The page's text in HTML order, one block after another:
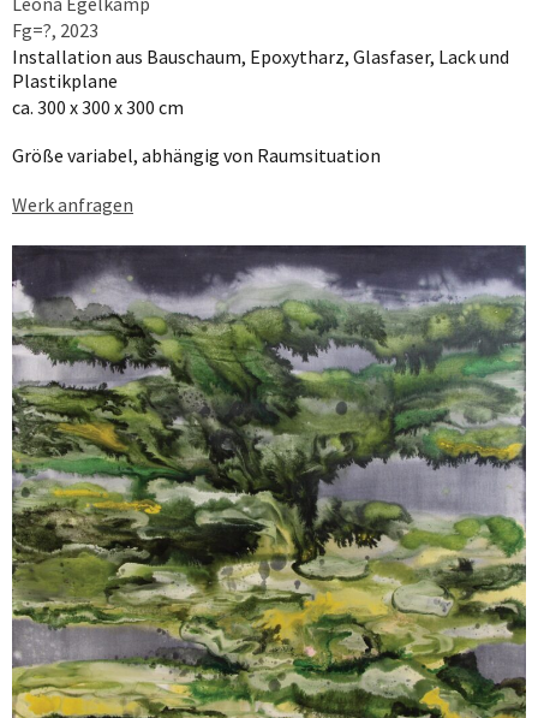
Fg=?, 2023
Installation aus Bauschaum, Epoxytharz, Glasfaser, Lack und
Plastikplane
ca. 300 x 300 x 300 cm
Größe variabel, abhängig von Raumsituation
Werk anfragen